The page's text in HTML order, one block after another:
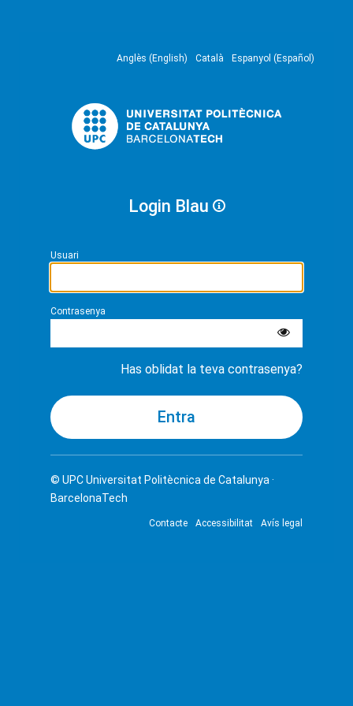
Anglès (English) Català Espanyol (Español)
Login Blau
Usuari
Contrasenya
Has oblidat la teva contrasenya?
© UPCUniversitat Politècnica de Catalunya ·
BarcelonaTech
Contacte Accessibilitat Avís legal